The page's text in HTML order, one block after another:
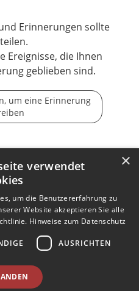
Erinnerungen sollte
Ereignisse, die Ihnen
geblieben sind.
um eine Erinnerung
die Vergänglichkeit,
Missbrauch melden
Datenschutz
IAccessibility-Modus aktivieren
×
verwendet
um die Benutzererfahrung zu
Website akzeptieren Sie alle
Hinweise zum Datenschutz
AUSRICHTEN